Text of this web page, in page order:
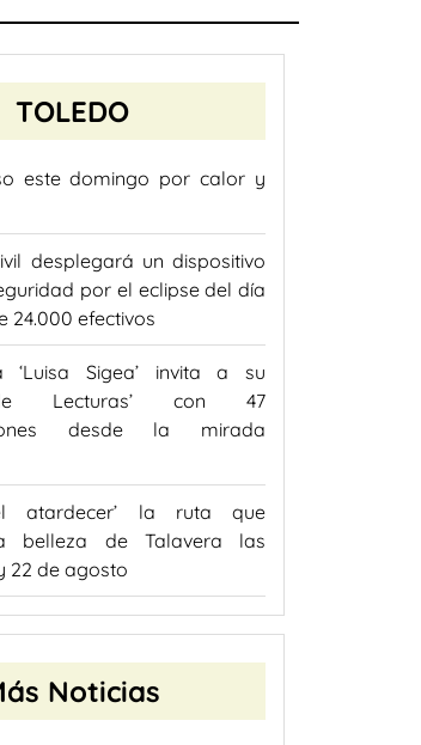
TOLEDO
este domingo por calor y
desplegará un dispositivo
por el eclipse del día
24.000 efectivos
‘Luisa Sigea’ invita a su
Lecturas’ con 47
desde la mirada
atardecer’ la ruta que
belleza de Talavera las
22 de agosto
Noticias